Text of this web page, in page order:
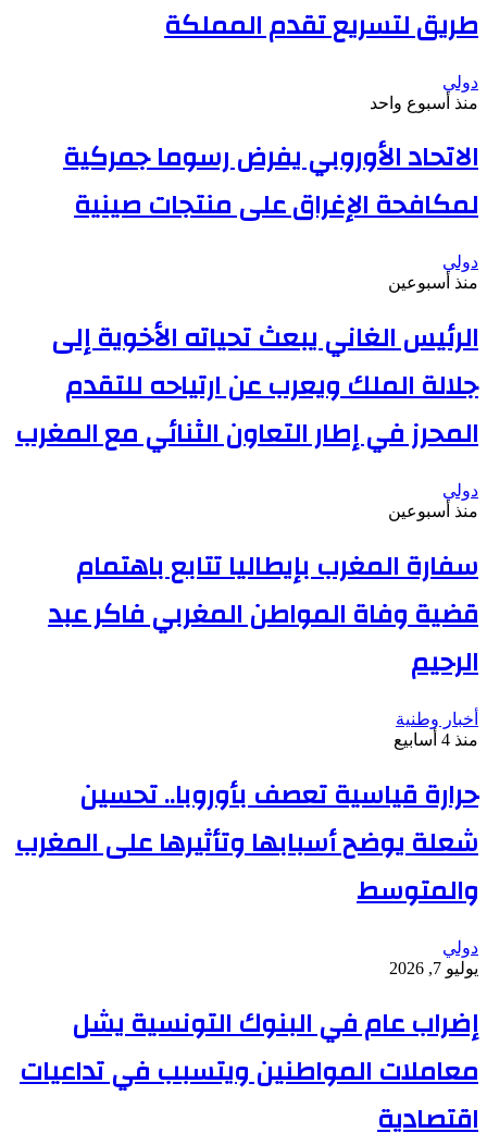
طريق لتسريع تقدم المملكة
دولي
منذ أسبوع واحد
الاتحاد الأوروبي يفرض رسوما جمركية
لمكافحة الإغراق على منتجات صينية
دولي
منذ أسبوعين
الرئيس الغاني يبعث تحياته الأخوية إلى
جلالة الملك ويعرب عن ارتياحه للتقدم
المحرز في إطار التعاون الثنائي مع المغرب
دولي
منذ أسبوعين
سفارة المغرب بإيطاليا تتابع باهتمام
قضية وفاة المواطن المغربي فاكر عبد
الرحيم
أخبار وطنية
منذ 4 أسابيع
حرارة قياسية تعصف بأوروبا.. تحسين
شعلة يوضح أسبابها وتأثيرها على المغرب
والمتوسط
دولي
يوليو 7, 2026
إضراب عام في البنوك التونسية يشل
معاملات المواطنين ويتسبب في تداعيات
اقتصادية